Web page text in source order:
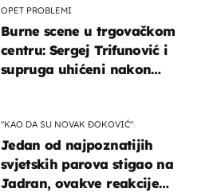
OPET PROBLEMI
Burne scene u trgovačkom
centru: Sergej Trifunović i
supruga uhićeni nakon
"KAO DA SU NOVAK ĐOKOVIĆ"
Jedan od najpoznatijih
svjetskih parova stigao na
Jadran, ovakve reakcije